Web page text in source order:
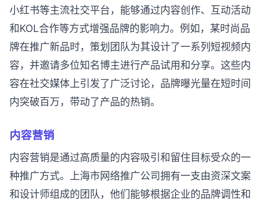
小红书等主流社交平台，能够通过内容创作、互动活动
和KOL合作等方式增强品牌的影响力。例如，某时尚品
牌在推广新品时，策划团队为其设计了一系列短视频内
容，并邀请多位知名博主进行产品试用和分享。这些内
容在社交媒体上引发了广泛讨论，品牌曝光量在短时间
内突破百万，带动了产品的热销。
内容营销
内容营销是通过高质量的内容吸引和留住目标受众的一
种推广方式。上海市网络推广公司拥有一支由资深文案
和设计师组成的团队，他们能够根据企业的品牌调性和